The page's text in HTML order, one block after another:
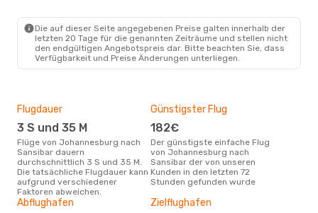
Die auf dieser Seite angegebenen Preise galten innerhalb der
letzten 20 Tage für die genannten Zeiträume und stellen nicht
den endgültigen Angebotspreis dar. Bitte beachten Sie, dass
Verfügbarkeit und Preise Änderungen unterliegen.
Flugdauer
3 S und 35 M
Flüge von Johannesburg nach
Sansibar dauern
durchschnittlich 3 S und 35 M.
Die tatsächliche Flugdauer kann
aufgrund verschiedener
Faktoren abweichen.
Günstigster Flug
182€
Der günstigste einfache Flug
von Johannesburg nach
Sansibar der von unseren
Kunden in den letzten 72
Stunden gefunden wurde
Abflughafen Zielflughafen